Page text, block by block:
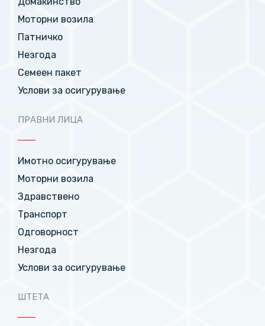
Моторни возила
Патничко
Незгода
Семеен пакет
Услови за осигурување
ПРАВНИ ЛИЦА
Имотно осигурување
Моторни возила
Здравствено
Транспорт
Одговорност
Незгода
Услови за осигурување
ШТЕТА